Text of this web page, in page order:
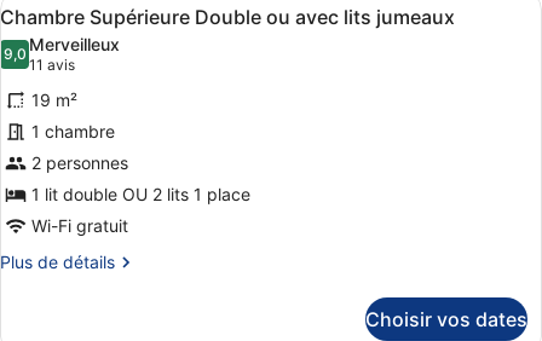
lits
jumeaux
de
chambre
Chambre
Classique
Double
ou
avec
lits
jumeaux
toutes
les
photos
pour
ce
type
de
chambre :
Chambre
29
Chambre Supérieure Double ou avec lits jumeaux
9,09,0 sur 10
Merveilleux
11 avis
(11 avis)
19 m²
1 chambre
2 personnes
1 lit double OU 2 lits 1 place
Wi-Fi gratuit
Plus de détails
Plus
Choisir vos dates